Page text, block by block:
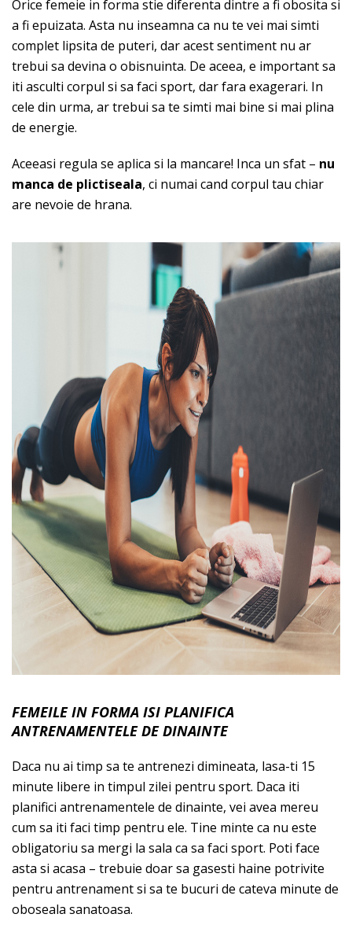
Orice femeie in forma stie diferenta dintre a fi obosita si
a fi epuizata. Asta nu inseamna ca nu te vei mai simti
complet lipsita de puteri, dar acest sentiment nu ar
trebui sa devina o obisnuinta. De aceea, e important sa
iti asculti corpul si sa faci sport, dar fara exagerari. In
cele din urma, ar trebui sa te simti mai bine si mai plina
de energie.
Aceeasi regula se aplica si la mancare! Inca un sfat – nu
manca de plictiseala, ci numai cand corpul tau chiar
are nevoie de hrana.
FEMEILE IN FORMA ISI PLANIFICA
ANTRENAMENTELE DE DINAINTE
Daca nu ai timp sa te antrenezi dimineata, lasa-ti 15
minute libere in timpul zilei pentru sport. Daca iti
planifici antrenamentele de dinainte, vei avea mereu
cum sa iti faci timp pentru ele. Tine minte ca nu este
obligatoriu sa mergi la sala ca sa faci sport. Poti face
asta si acasa – trebuie doar sa gasesti haine potrivite
pentru antrenament si sa te bucuri de cateva minute de
oboseala sanatoasa.